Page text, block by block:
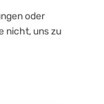
oder
nicht, uns zu